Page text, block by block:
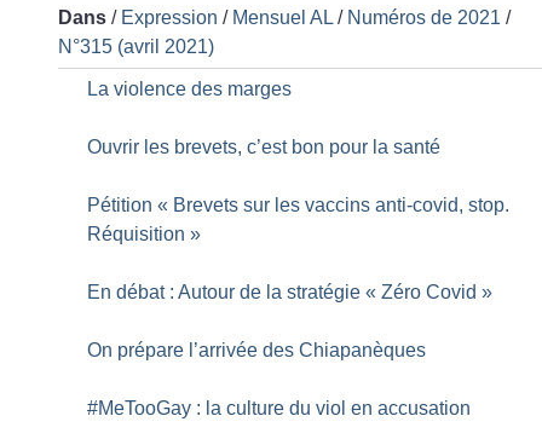
Dans / Expression / Mensuel AL / Numéros de 2021 /
N°315 (avril 2021)
La violence des marges
Ouvrir les brevets, c’est bon pour la santé
Pétition « Brevets sur les vaccins anti-covid, stop.
Réquisition »
En débat : Autour de la stratégie « Zéro Covid »
On prépare l’arrivée des Chiapanèques
#MeTooGay : la culture du viol en accusation